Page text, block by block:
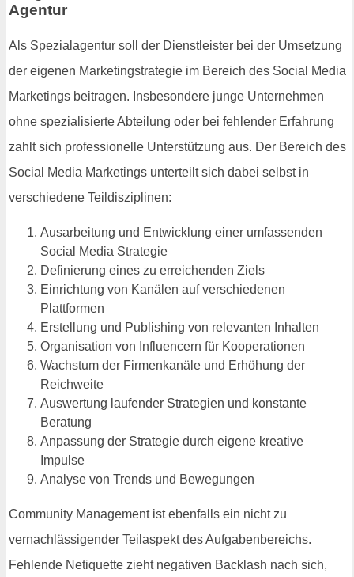
Agentur
Als Spezialagentur soll der Dienstleister bei der Umsetzung
der eigenen Marketingstrategie im Bereich des Social Media
Marketings beitragen. Insbesondere junge Unternehmen
ohne spezialisierte Abteilung oder bei fehlender Erfahrung
zahlt sich professionelle Unterstützung aus. Der Bereich des
Social Media Marketings unterteilt sich dabei selbst in
verschiedene Teildisziplinen:
Ausarbeitung und Entwicklung einer umfassenden
Social Media Strategie
Definierung eines zu erreichenden Ziels
Einrichtung von Kanälen auf verschiedenen
Plattformen
Erstellung und Publishing von relevanten Inhalten
Organisation von Influencern für Kooperationen
Wachstum der Firmenkanäle und Erhöhung der
Reichweite
Auswertung laufender Strategien und konstante
Beratung
Anpassung der Strategie durch eigene kreative
Impulse
Analyse von Trends und Bewegungen
Community Management ist ebenfalls ein nicht zu
vernachlässigender Teilaspekt des Aufgabenbereichs.
Fehlende Netiquette zieht negativen Backlash nach sich,